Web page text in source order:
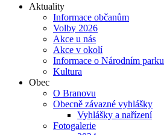
Aktuality
Informace občanům
Volby 2026
Akce u nás
Akce v okolí
Informace o Národním parku
Kultura
Obec
O Branovu
Obecně závazné vyhlášky
Vyhlášky a nařízení
Fotogalerie